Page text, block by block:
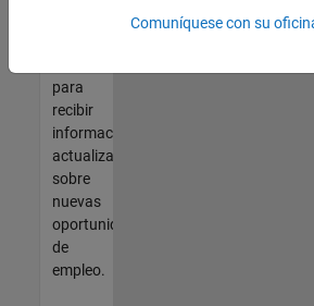
para
recibir
información
actualizada
sobre
nuevas
oportunidades
de
empleo.
Comuníquese con su